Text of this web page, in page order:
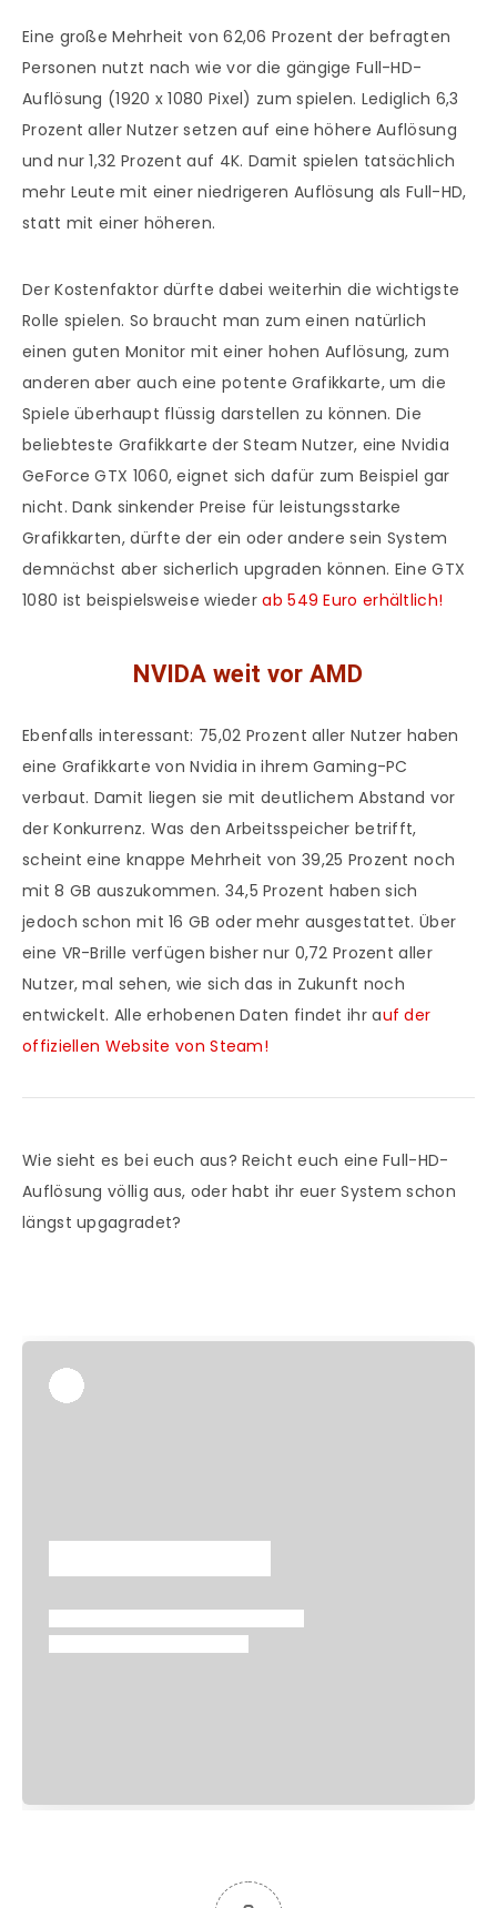
Eine große Mehrheit von 62,06 Prozent der befragten
Personen nutzt nach wie vor die gängige Full-HD-
Auflösung (1920 x 1080 Pixel) zum spielen. Lediglich 6,3
Prozent aller Nutzer setzen auf eine höhere Auflösung
und nur 1,32 Prozent auf 4K. Damit spielen tatsächlich
mehr Leute mit einer niedrigeren Auflösung als Full-HD,
statt mit einer höheren.
Der Kostenfaktor dürfte dabei weiterhin die wichtigste
Rolle spielen. So braucht man zum einen natürlich
einen guten Monitor mit einer hohen Auflösung, zum
anderen aber auch eine potente Grafikkarte, um die
Spiele überhaupt flüssig darstellen zu können. Die
beliebteste Grafikkarte der Steam Nutzer, eine Nvidia
GeForce GTX 1060, eignet sich dafür zum Beispiel gar
nicht. Dank sinkender Preise für leistungsstarke
Grafikkarten, dürfte der ein oder andere sein System
demnächst aber sicherlich upgraden können. Eine GTX
1080 ist beispielsweise wiederab 549 Euro erhältlich!
NVIDA weit vor AMD
Ebenfalls interessant: 75,02 Prozent aller Nutzer haben
eine Grafikkarte von Nvidia in ihrem Gaming-PC
verbaut. Damit liegen sie mit deutlichem Abstand vor
der Konkurrenz. Was den Arbeitsspeicher betrifft,
scheint eine knappe Mehrheit von 39,25 Prozent noch
mit 8 GB auszukommen. 34,5 Prozent haben sich
jedoch schon mit 16 GB oder mehr ausgestattet. Über
eine VR-Brille verfügen bisher nur 0,72 Prozent aller
Nutzer, mal sehen, wie sich das in Zukunft noch
entwickelt. Alle erhobenen Daten findet ihr auf der
offiziellen Website von Steam!
Wie sieht es bei euch aus? Reicht euch eine Full-HD-
Auflösung völlig aus, oder habt ihr euer System schon
längst upgagradet?